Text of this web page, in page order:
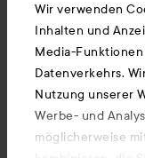
Wir verwenden
Inhalten und
Media-
Datenverkehrs.
Nutzung unserer
Werbe- und
möglicherweise